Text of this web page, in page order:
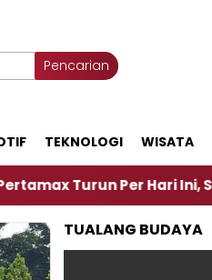
Pencarian
TEKNOLOGI WISATA
Hari Ini, Segini Harganya
TUALANG BUDAYA